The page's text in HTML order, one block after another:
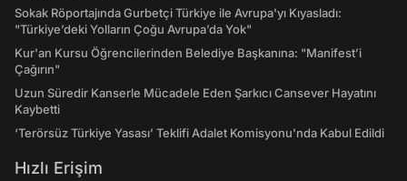
Sokak Röportajında Gurbetçi Türkiye ile Avrupa'yı Kıyasladı:
"Türkiye’deki Yolların Çoğu Avrupa’da Yok"
Kur'an Kursu Öğrencilerinden Belediye Başkanına: "Manifest’i
Çağırın"
Uzun Süredir Kanserle Mücadele Eden Şarkıcı Cansever Hayatını
Kaybetti
‘Terörsüz Türkiye Yasası’ Teklifi Adalet Komisyonu'nda Kabul Edildi
Hızlı Erişim